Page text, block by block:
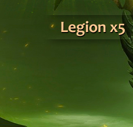
Legion x5